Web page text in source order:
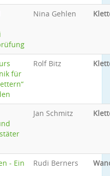
Nina Gehlen
für
Rolf Bitz
Jan Schmitz
- Ein
Rudi Berners